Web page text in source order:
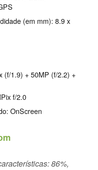
(em mm): 8.9 x
(f/1.9) + 50MP (f/2.2) +
f/2.0
OnScreen
86%,